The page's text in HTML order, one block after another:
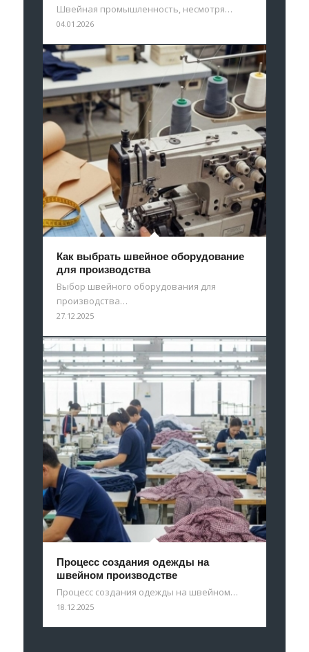
Швейная промышленность, несмотря…
04.01.2026
Как выбрать швейное оборудование
для производства
Выбор швейного оборудования для
производства…
27.12.2025
Процесс создания одежды на
швейном производстве
Процесс создания одежды на швейном…
18.12.2025